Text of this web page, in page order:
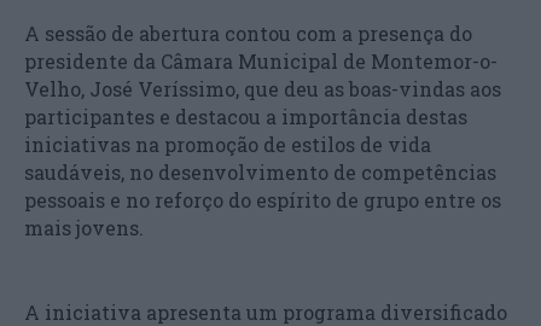
A sessão de abertura contou com a presença do
presidente da Câmara Municipal de Montemor-o-
Velho, José Veríssimo, que deu as boas-vindas aos
participantes e destacou a importância destas
iniciativas na promoção de estilos de vida
saudáveis, no desenvolvimento de competências
pessoais e no reforço do espírito de grupo entre os
mais jovens.
A iniciativa apresenta um programa diversificado